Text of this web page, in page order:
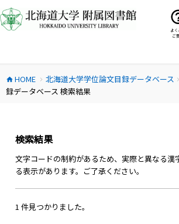
ン
テ
ス
キ
よ
ご
home HOME chevron_right 北海道大学学位論文目録データベース chevron_right
録データベース 検索結果
検索結果
文字コードの制約があるため、実際と異なる漢
る表示があります。ご了承ください。
1 件見つかりました。